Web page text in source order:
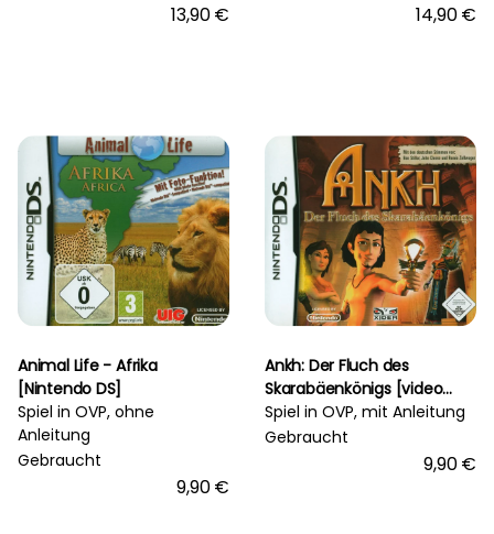
13,90 € 14,90 €
Animal Life - Afrika
[Nintendo DS]
Spiel in OVP, ohne
Anleitung
Gebraucht
9,90 €
Ankh: Der Fluch des
Skarabäenkönigs [video
game]
Spiel in OVP, mit Anleitung
Gebraucht
9,90 €